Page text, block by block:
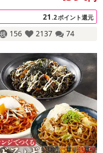
21 .2ポイント還元
156 2137 74